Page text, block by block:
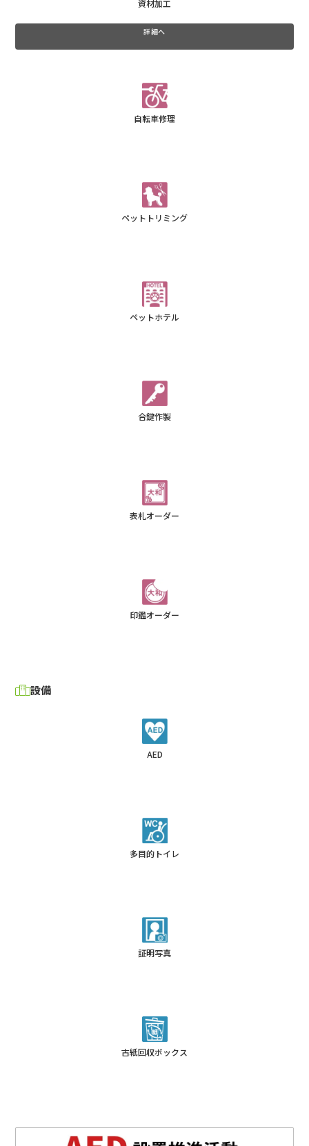
資材加工
詳細へ
自転車修理
ペットトリミング
ペットホテル
合鍵作製
表札オーダー
印鑑オーダー
設備
AED
多目的トイレ
証明写真
古紙回収ボックス